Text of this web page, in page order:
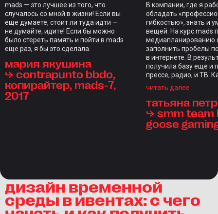
mads — это лучшее из того, что
случалось со мной в жизни! Если вы
еще думаете, стоит ли туда идти —
не думайте, идите! Если бы можно
было стереть память и пойти в mads
еще раз, я бы это сделала.
мария якушина
⮡ contrapunto bbdo,
копирайтер, mads-7,
2017
В компании, где я
обладать
гибкостью», знать и
вещей. На курс mads
медиапланированию
заполнить пробелы
в интернете. В
получила базу еще и
прессе, радио, и ТВ.
индивидуальным
каждого студента,
редкость.
стал итоговый
проверкой на
отметить куратора
Голодникову и
состав — браво! Все-
инвестиции — это
в свои знания.
читать далее
татьяна
⮡ smm team
goose
дизайн временной
среды в ивентах: с чего